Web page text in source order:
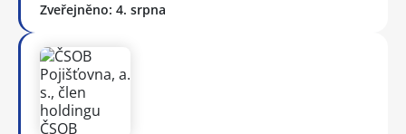
Zveřejněno: 4. srpna